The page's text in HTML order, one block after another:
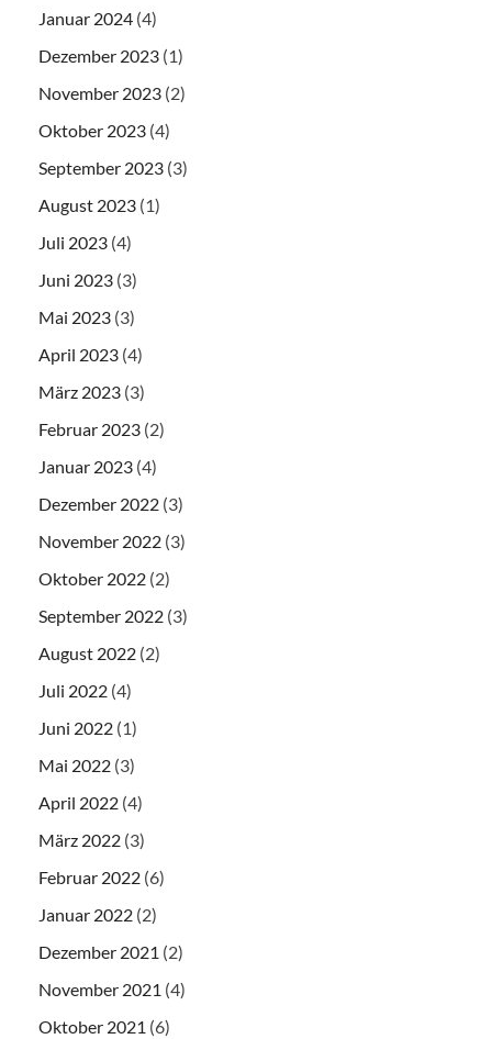
Januar 2024 (4)
Dezember 2023 (1)
November 2023 (2)
Oktober 2023 (4)
September 2023 (3)
August 2023 (1)
Juli 2023 (4)
Juni 2023 (3)
Mai 2023 (3)
April 2023 (4)
März 2023 (3)
Februar 2023 (2)
Januar 2023 (4)
Dezember 2022 (3)
November 2022 (3)
Oktober 2022 (2)
September 2022 (3)
August 2022 (2)
Juli 2022 (4)
Juni 2022 (1)
Mai 2022 (3)
April 2022 (4)
März 2022 (3)
Februar 2022 (6)
Januar 2022 (2)
Dezember 2021 (2)
November 2021 (4)
Oktober 2021 (6)